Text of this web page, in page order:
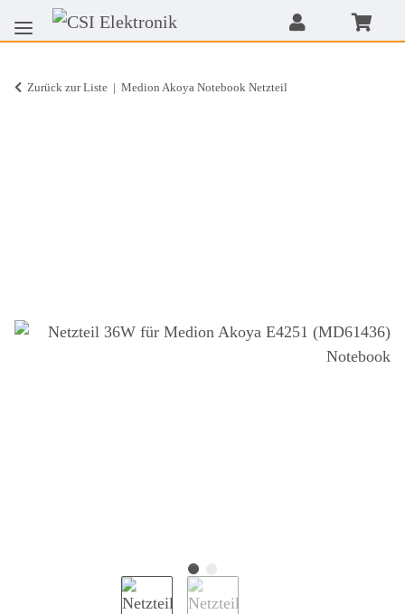
Zurück zur Liste Medion Akoya Notebook Netzteil